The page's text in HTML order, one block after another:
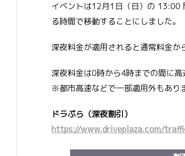
イベントは12月1日（日）の 13:00
る時間で移動することにしました。
深夜料金が適用されると通常料金か
深夜料金は0時から4時までの間に高
※都市高速などで一部適用外もあり
ドラぷら（深夜割引）
https://www.driveplaza.com/